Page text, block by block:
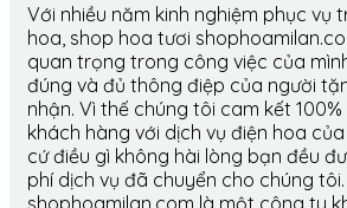
Với nhiều năm kinh nghiệm phục vụ
hoa, shop hoa tươi
quan trọng trong công việc của
đúng và đủ thông điệp của người
nhận. Vì thế chúng tôi cam kết
khách hàng với dịch vụ điện hoa
cứ điều gì không hài lòng bạn đều
phí dịch vụ đã chuyển cho chúng
shophoamilan.com là một công ty